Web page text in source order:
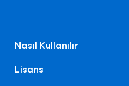
Nasıl Kullanılır
Lisans